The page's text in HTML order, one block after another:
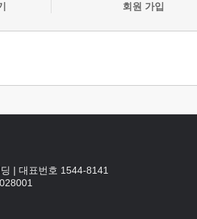
회원 가입
| 대표번호 1544-8141